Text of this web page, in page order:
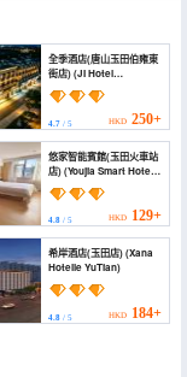
全季酒店(唐山玉田伯雍東
街店) (JI Hotel
(Tangshan Yutian
Boyong East Street))
4.7/ 5 HKD 250+
悠家智能賓館(玉田火車站
店) (Youjia Smart Hotel
(Yutian Railway
Station))
4.8/ 5 HKD 129+
希岸酒店(玉田店) (Xana
Hotelle YuTian)
4.8/ 5 HKD 184+